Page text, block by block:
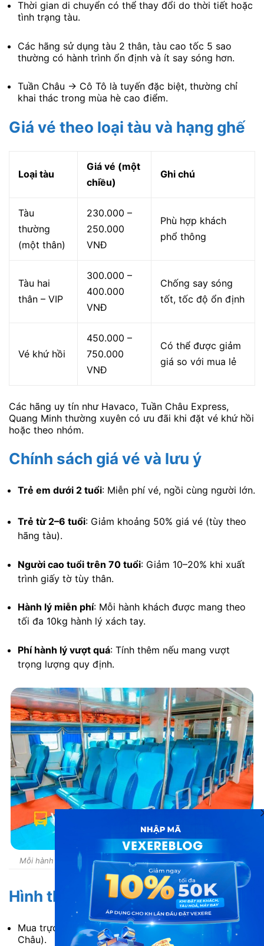
Thời gian di chuyển có thể thay đổi do thời tiết hoặc
tình trạng tàu.
Các hãng sử dụng tàu 2 thân, tàu cao tốc 5 sao
thường có hành trình ổn định và ít say sóng hơn.
Tuần Châu → Cô Tô là tuyến đặc biệt, thường chỉ
khai thác trong mùa hè cao điểm.
Giá vé theo loại tàu và hạng ghế
Loại tàu
Giá vé (một
chiều)
Ghi chú
Tàu
thường
(một thân)
230.000 –
250.000
VNĐ
Phù hợp khách
phổ thông
Tàu hai
thân – VIP
300.000 –
400.000
VNĐ
Chống say sóng
tốt, tốc độ ổn định
Vé khứ hồi
450.000 –
750.000
VNĐ
Có thể được giảm
giá so với mua lẻ
Các hãng uy tín như Havaco, Tuần Châu Express,
Quang Minh thường xuyên có ưu đãi khi đặt vé khứ hồi
hoặc theo nhóm.
Chính sách giá vé và lưu ý
Trẻ em dưới 2 tuổi: Miễn phí vé, ngồi cùng người lớn.
Trẻ từ 2–6 tuổi: Giảm khoảng 50% giá vé (tùy theo
hãng tàu).
Người cao tuổi trên 70 tuổi: Giảm 10–20% khi xuất
trình giấy tờ tùy thân.
Hành lý miễn phí: Mỗi hành khách được mang theo
tối đa 10kg hành lý xách tay.
Phí hành lý vượt quá: Tính thêm nếu mang vượt
trọng lượng quy định.
Mỗi hành khách được mang theo tối đa 10kg hành lý xách tay
Hình thức đặt vé
Mua trực tiếp tại bến tàu (Cảng Cái Rồng hoặc Tuần
Châu).